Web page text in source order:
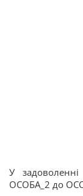
У
ОСОБА_2 до